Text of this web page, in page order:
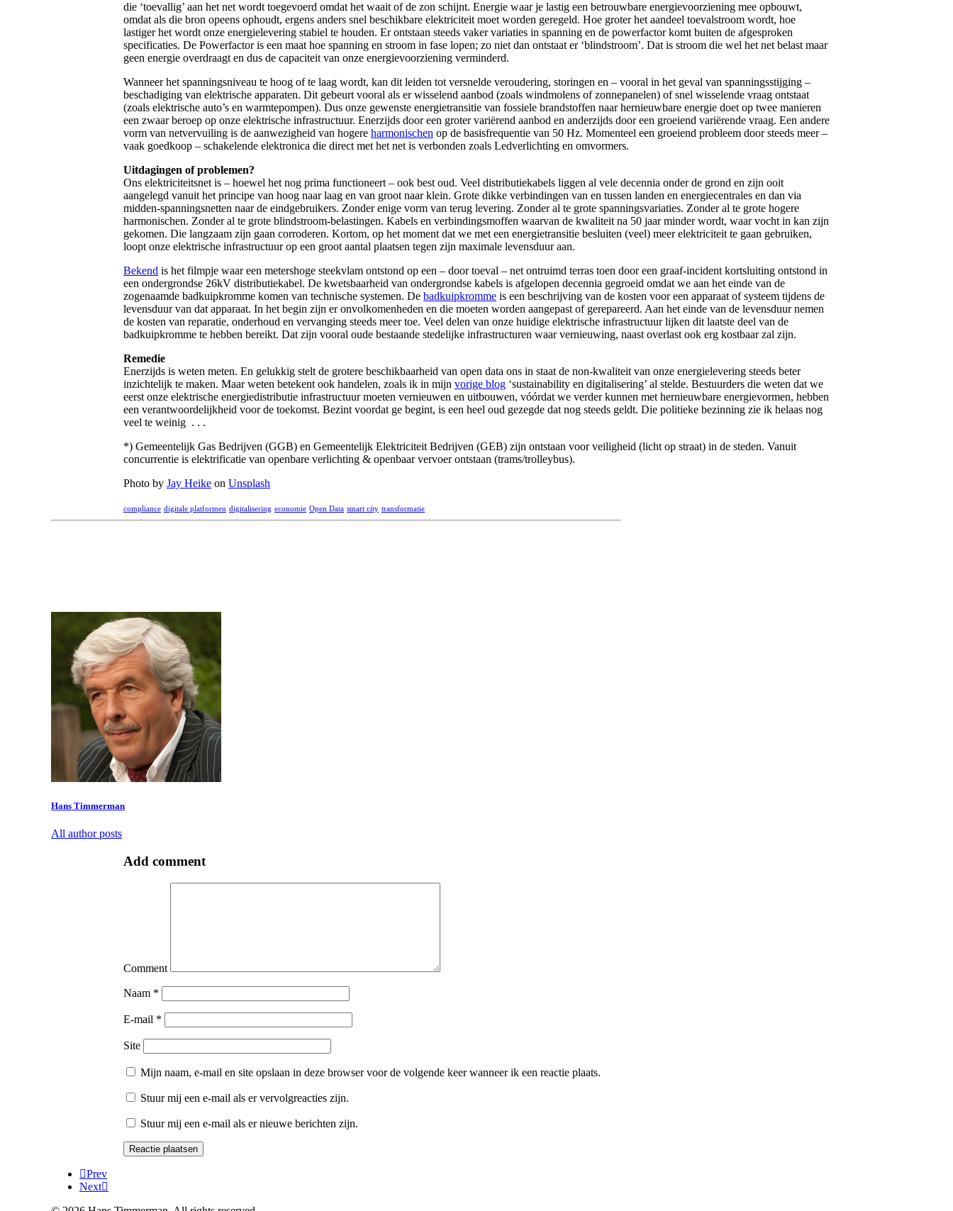
die ‘toevallig’ aan het net wordt toegevoerd omdat het waait of de zon schijnt. Energie waar je lastig een betrouwbare energievoorziening mee opbouwt,
omdat als die bron opeens ophoudt, ergens anders snel beschikbare elektriciteit moet worden geregeld. Hoe groter het aandeel toevalstroom wordt, hoe
lastiger het wordt onze energielevering stabiel te houden. Er ontstaan steeds vaker variaties in spanning en de powerfactor komt buiten de afgesproken
specificaties. De Powerfactor is een maat hoe spanning en stroom in fase lopen; zo niet dan ontstaat er ‘blindstroom’. Dat is stroom die wel het net belast maar
geen energie overdraagt en dus de capaciteit van onze energievoorziening verminderd.
Wanneer het spanningsniveau te hoog of te laag wordt, kan dit leiden tot versnelde veroudering, storingen en – vooral in het geval van spanningsstijging –
beschadiging van elektrische apparaten. Dit gebeurt vooral als er wisselend aanbod (zoals windmolens of zonnepanelen) of snel wisselende vraag ontstaat
(zoals elektrische auto’s en warmtepompen). Dus onze gewenste energietransitie van fossiele brandstoffen naar hernieuwbare energie doet op twee manieren
een zwaar beroep op onze elektrische infrastructuur. Enerzijds door een groter variërend aanbod en anderzijds door een groeiend variërende vraag. Een andere
vorm van netvervuiling is de aanwezigheid van hogere harmonischen op de basisfrequentie van 50 Hz. Momenteel een groeiend probleem door steeds meer –
vaak goedkoop – schakelende elektronica die direct met het net is verbonden zoals Ledverlichting en omvormers.
Uitdagingen of problemen?
Ons elektriciteitsnet is – hoewel het nog prima functioneert – ook best oud. Veel distributiekabels liggen al vele decennia onder de grond en zijn ooit
aangelegd vanuit het principe van hoog naar laag en van groot naar klein. Grote dikke verbindingen van en tussen landen en energiecentrales en dan via
midden-spanningsnetten naar de eindgebruikers. Zonder enige vorm van terug levering. Zonder al te grote spanningsvariaties. Zonder al te grote hogere
harmonischen. Zonder al te grote blindstroom-belastingen. Kabels en verbindingsmoffen waarvan de kwaliteit na 50 jaar minder wordt, waar vocht in kan zijn
gekomen. Die langzaam zijn gaan corroderen. Kortom, op het moment dat we met een energietransitie besluiten (veel) meer elektriciteit te gaan gebruiken,
loopt onze elektrische infrastructuur op een groot aantal plaatsen tegen zijn maximale levensduur aan.
Bekend is het filmpje waar een metershoge steekvlam ontstond op een – door toeval – net ontruimd terras toen door een graaf-incident kortsluiting ontstond in
een ondergrondse 26kV distributiekabel. De kwetsbaarheid van ondergrondse kabels is afgelopen decennia gegroeid omdat we aan het einde van de
zogenaamde badkuipkromme komen van technische systemen. De badkuipkromme is een beschrijving van de kosten voor een apparaat of systeem tijdens de
levensduur van dat apparaat. In het begin zijn er onvolkomenheden en die moeten worden aangepast of gerepareerd. Aan het einde van de levensduur nemen
de kosten van reparatie, onderhoud en vervanging steeds meer toe. Veel delen van onze huidige elektrische infrastructuur lijken dit laatste deel van de
badkuipkromme te hebben bereikt. Dat zijn vooral oude bestaande stedelijke infrastructuren waar vernieuwing, naast overlast ook erg kostbaar zal zijn.
Remedie
Enerzijds is weten meten. En gelukkig stelt de grotere beschikbaarheid van open data ons in staat de non-kwaliteit van onze energielevering steeds beter
inzichtelijk te maken. Maar weten betekent ook handelen, zoals ik in mijn vorige blog ‘sustainability en digitalisering’ al stelde. Bestuurders die weten dat we
eerst onze elektrische energiedistributie infrastructuur moeten vernieuwen en uitbouwen, vóórdat we verder kunnen met hernieuwbare energievormen, hebben
een verantwoordelijkheid voor de toekomst. Bezint voordat ge begint, is een heel oud gezegde dat nog steeds geldt. Die politieke bezinning zie ik helaas nog
veel te weinig . . .
*) Gemeentelijk Gas Bedrijven (GGB) en Gemeentelijk Elektriciteit Bedrijven (GEB) zijn ontstaan voor veiligheid (licht op straat) in de steden. Vanuit
concurrentie is elektrificatie van openbare verlichting & openbaar vervoer ontstaan (trams/trolleybus).
Photo by Jay Heike on Unsplash
compliance digitale platformen digitalisering economie Open Data smart city transformatie
Hans Timmerman
All author posts
Add comment
Comment
Naam *
E-mail *
Site
Mijn naam, e-mail en site opslaan in deze browser voor de volgende keer wanneer ik een reactie plaats.
Stuur mij een e-mail als er vervolgreacties zijn.
Stuur mij een e-mail als er nieuwe berichten zijn.
Prev
Next